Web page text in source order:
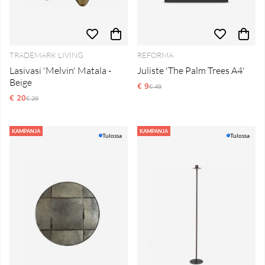
TRADEMARK LIVING
Lasivasi 'Melvin' Matala -
Beige
€ 20Normaali hinta
€ 29
REFORMA
Juliste 'The Palm Trees A4'
€ 9Normaali hinta
€ 49
KAMPANJA
Tulossa
KAMPANJA
Tulossa